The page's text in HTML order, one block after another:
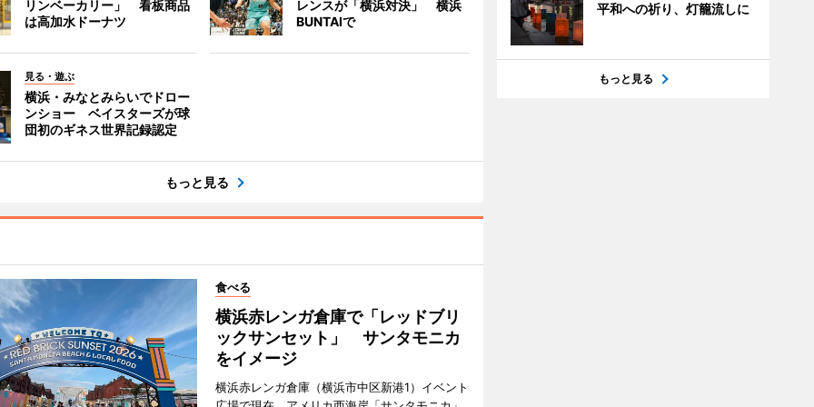
リンベーカリー」 看板商品
は高加水ドーナツ
レンスが「横浜対決」 横浜
BUNTAIで
見る・遊ぶ
横浜・みなとみらいでドロー
ンショー ベイスターズが球
団初のギネス世界記録認定
もっと見る
食べる
横浜赤レンガ倉庫で「レッドブリ
ックサンセット」 サンタモニカ
をイメージ
横浜赤レンガ倉庫（横浜市中区新港1）イベント
平和への祈り、灯籠流しに
もっと見る